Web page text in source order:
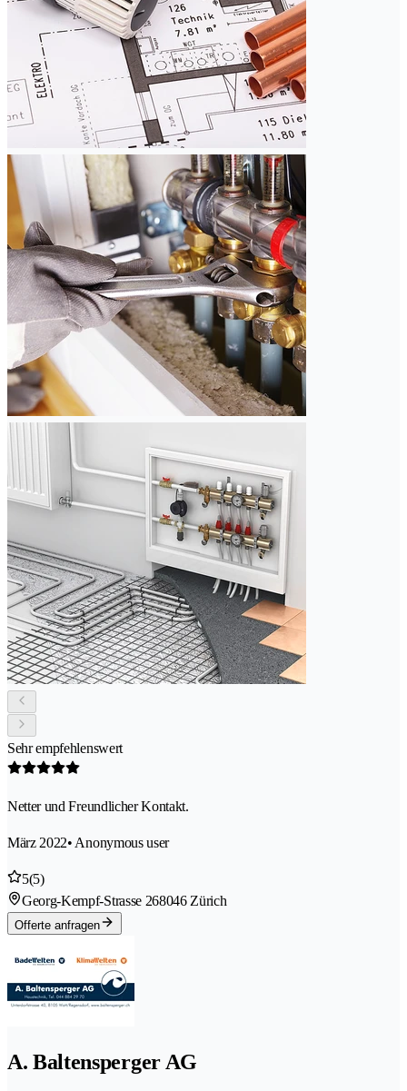
Sehr empfehlenswert
Netter und Freundlicher Kontakt.
März 2022• Anonymous user
5(5)
Georg-Kempf-Strasse 268046 Zürich
Offerte anfragen
A. Baltensperger AG